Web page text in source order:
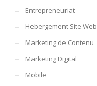
Entrepreneuriat
Hebergement Site Web
Marketing de Contenu
Marketing Digital
Mobile